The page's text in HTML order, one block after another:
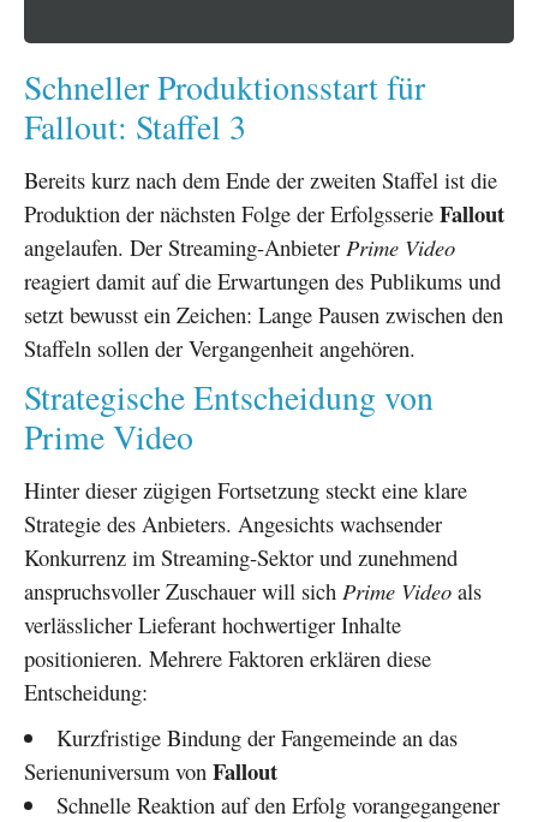
Schneller Produktionsstart für
Fallout: Staffel 3
Bereits kurz nach dem Ende der zweiten Staffel ist die
Produktion der nächsten Folge der Erfolgsserie Fallout
angelaufen. Der Streaming-Anbieter Prime Video
reagiert damit auf die Erwartungen des Publikums und
setzt bewusst ein Zeichen: Lange Pausen zwischen den
Staffeln sollen der Vergangenheit angehören.
Strategische Entscheidung von
Prime Video
Hinter dieser zügigen Fortsetzung steckt eine klare
Strategie des Anbieters. Angesichts wachsender
Konkurrenz im Streaming-Sektor und zunehmend
anspruchsvoller Zuschauer will sich Prime Video als
verlässlicher Lieferant hochwertiger Inhalte
positionieren. Mehrere Faktoren erklären diese
Entscheidung:
Kurzfristige Bindung der Fangemeinde an das
Serienuniversum von Fallout
Schnelle Reaktion auf den Erfolg vorangegangener